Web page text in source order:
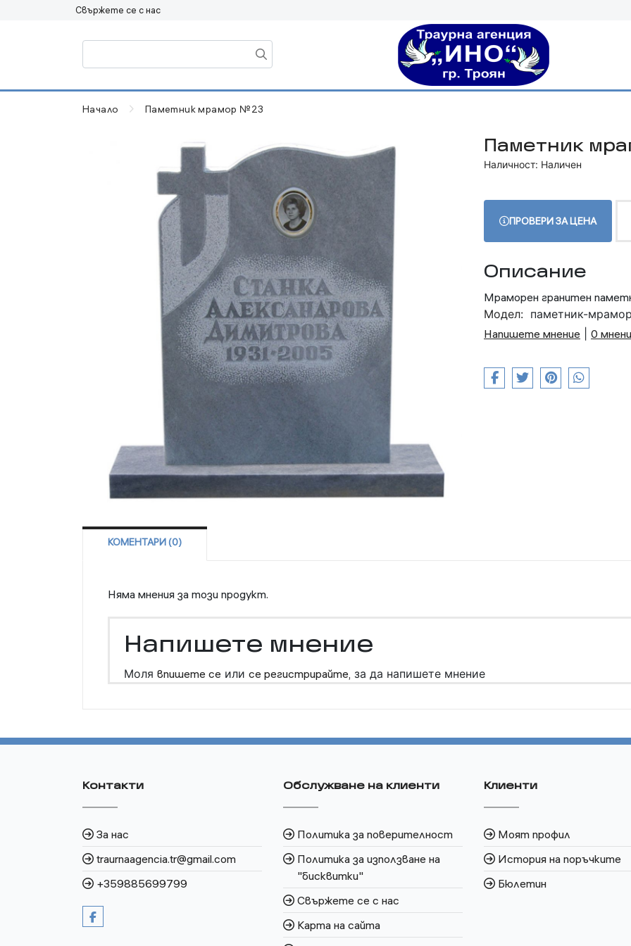
Свържете се с нас
Начало Паметник мрамор №23
Паметник
Наличност: Наличен
ПРОВЕРИ ЗА ЦЕНА
Описание
Мраморен гранитен
Модел: паметник-
Напишете мнение
0
КОМЕНТАРИ (0)
Няма мнения за този продукт.
Напишете мнение
Моля впишете се или се регистрирайте, за да напишете мнение
Контакти
За нас
traurnaagencia.tr@gmail.com
+359885699799
Обслужване на клиенти
Политика за поверителност
Политика за използване на
"бисквитки"
Свържете се с нас
Карта на сайта
Клиенти
Моят профил
История на поръчките
Бюлетин